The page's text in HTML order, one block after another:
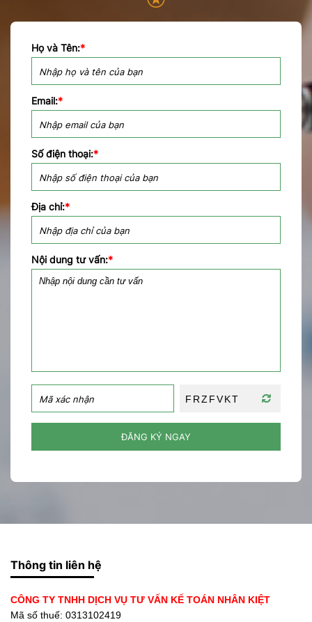
Họ và Tên:*
Email:*
Số điện thoại:*
Địa chỉ:*
Nội dung tư vấn:*
ĐĂNG KÝ NGAY
Thông tin liên hệ
CÔNG TY TNHH DỊCH VỤ TƯ VẤN KẾ TOÁN NHÂN KIỆT
Mã số thuế: 0313102419